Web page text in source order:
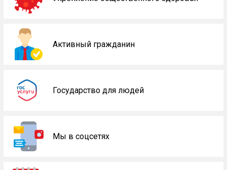
Активный гражданин
Государство для людей
Мы в соцсетях